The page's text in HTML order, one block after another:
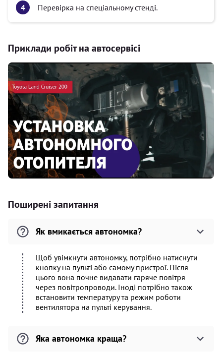
Перевірка на спеціальному стенді.
Приклади робіт на автосервісі
Поширені запитання
Як вмикається автономка?
Щоб увімкнути автономку, потрібно натиснути
кнопку на пульті або самому пристрої. Після
цього вона почне видавати гаряче повітря
через повітропроводи. Іноді потрібно також
встановити температуру та режим роботи
вентилятора на пульті керування.
Яка автономка краща?